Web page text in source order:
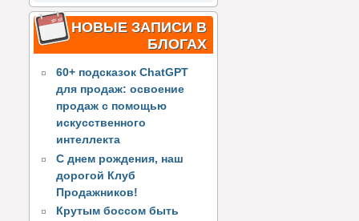
НОВЫЕ ЗАПИСИ В
БЛОГАХ
60+ подсказок ChatGPT
для продаж: освоение
продаж с помощью
искусственного
интеллекта
С днем рождения, наш
дорогой Клуб
Продажников!
Крутым боссом быть